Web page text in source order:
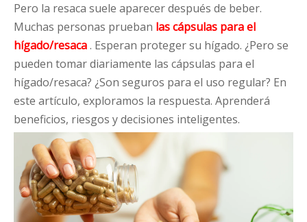
Pero la resaca suele aparecer después de beber.
Muchas personas prueban las cápsulas para el
hígado/resaca. Esperan proteger su hígado. ¿Pero se
pueden tomar diariamente las cápsulas para el
hígado/resaca? ¿Son seguros para el uso regular? En
este artículo, exploramos la respuesta. Aprenderá
beneficios, riesgos y decisiones inteligentes.